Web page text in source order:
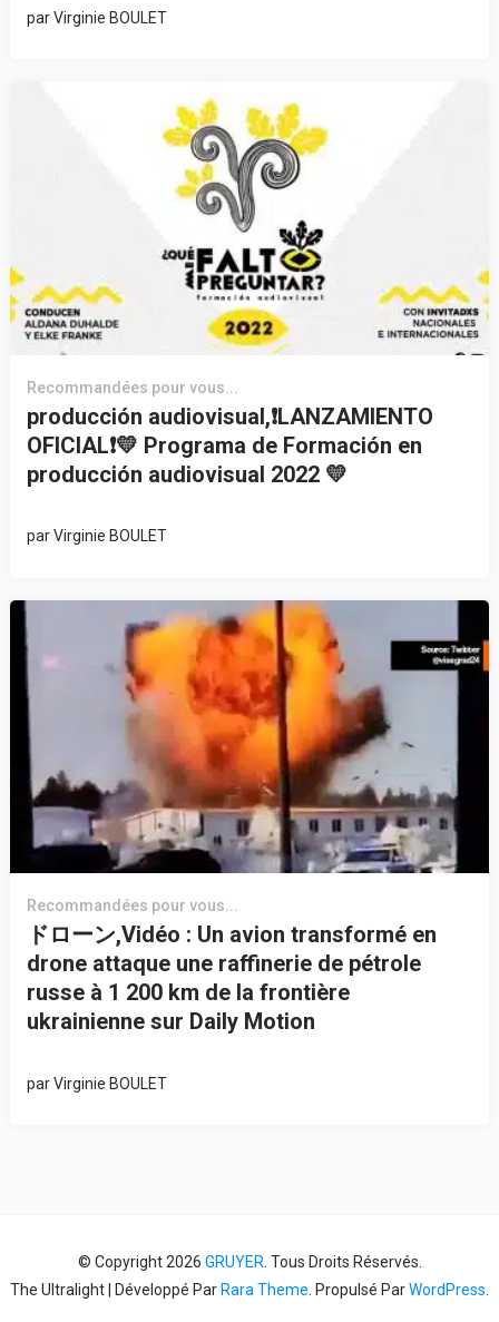
parVirginie BOULET
Recommandées pour vous...
producción audiovisual,❗LANZAMIENTO
OFICIAL❗💛 Programa de Formación en
producción audiovisual 2022 💛
parVirginie BOULET
Recommandées pour vous...
ドローン,Vidéo : Un avion transformé en
drone attaque une raffinerie de pétrole
russe à 1 200 km de la frontière
ukrainienne sur Daily Motion
parVirginie BOULET
© Copyright 2026 GRUYER. Tous Droits Réservés.
The Ultralight | Développé Par Rara Theme. Propulsé ParWordPress.